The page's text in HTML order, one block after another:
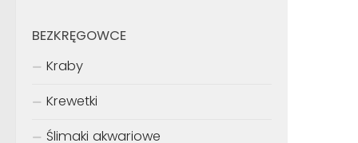
BEZKRĘGOWCE
Kraby
Krewetki
Ślimaki akwariowe